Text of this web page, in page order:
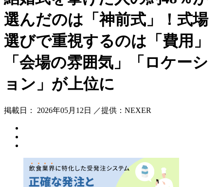
選んだのは「神前式」！式場
選びで重視するのは「費用」
「会場の雰囲気」「ロケーシ
ョン」が上位に
掲載日： 2026年05月12日 ／提供：NEXER